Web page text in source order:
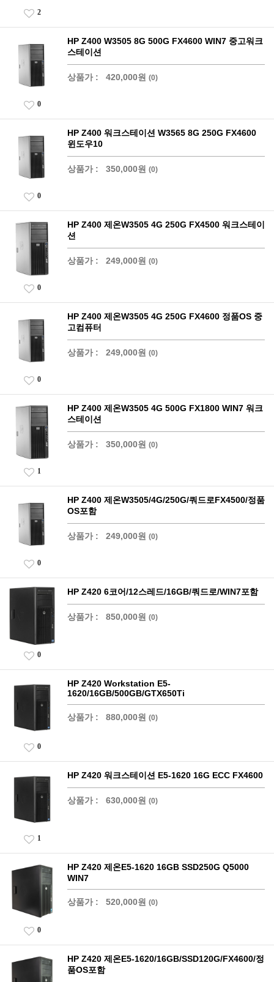
2
HP Z400 W3505 8G 500G FX4600 WIN7 중고워크
스테이션
상품가 : 420,000원 (0)
0
HP Z400 워크스테이션 W3565 8G 250G FX4600
윈도우10
상품가 : 350,000원 (0)
0
HP Z400 제온W3505 4G 250G FX4500 워크스테이
션
상품가 : 249,000원 (0)
0
HP Z400 제온W3505 4G 250G FX4600 정품OS 중
고컴퓨터
상품가 : 249,000원 (0)
0
HP Z400 제온W3505 4G 500G FX1800 WIN7 워크
스테이션
상품가 : 350,000원 (0)
1
HP Z400 제온W3505/4G/250G/쿼드로FX4500/정품
OS포함
상품가 : 249,000원 (0)
0
HP Z420 6코어/12스레드/16GB/쿼드로/WIN7포함
상품가 : 850,000원 (0)
0
HP Z420 Workstation E5-
1620/16GB/500GB/GTX650Ti
상품가 : 880,000원 (0)
0
HP Z420 워크스테이션 E5-1620 16G ECC FX4600
상품가 : 630,000원 (0)
1
HP Z420 제온E5-1620 16GB SSD250G Q5000
WIN7
상품가 : 520,000원 (0)
0
HP Z420 제온E5-1620/16GB/SSD120G/FX4600/정
품OS포함